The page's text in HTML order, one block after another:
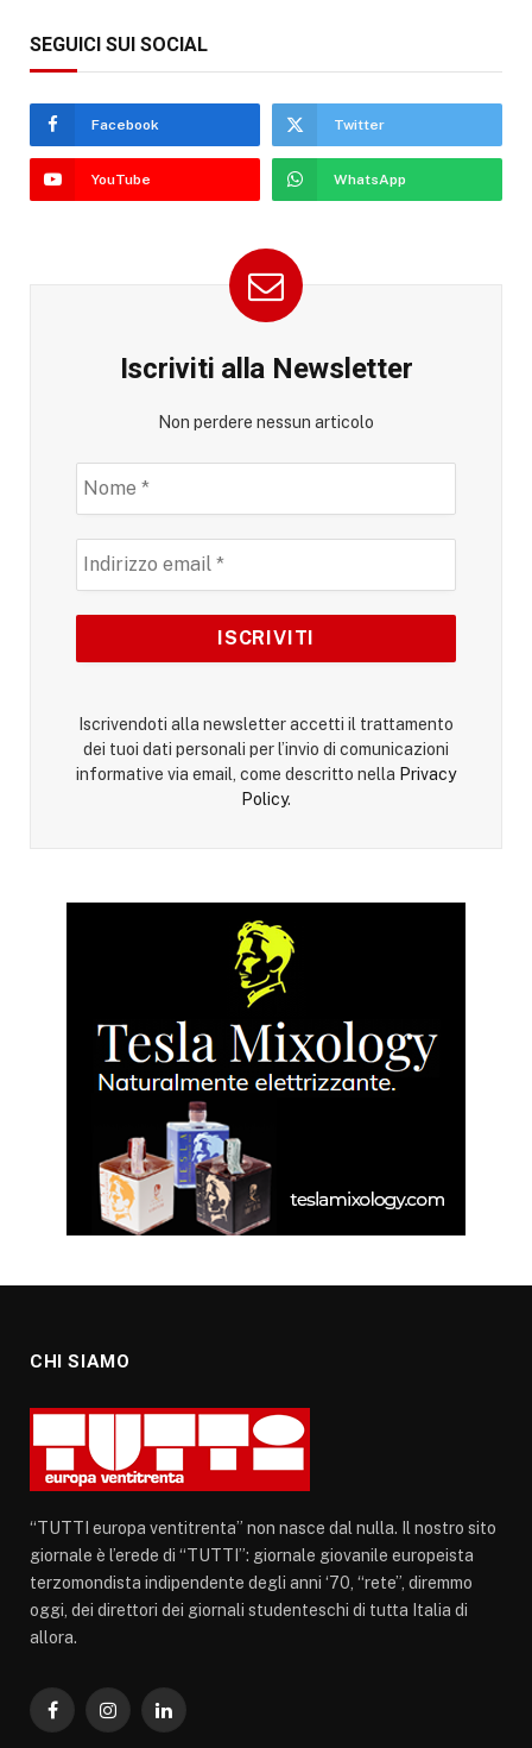
SEGUICI SUI SOCIAL
Facebook Twitter
YouTube WhatsApp
Iscriviti alla Newsletter
Non perdere nessun articolo
Iscrivendoti alla newsletter accetti il trattamento
dei tuoi dati personali per l’invio di comunicazioni
informative via email, come descritto nella Privacy
Policy.
CHI SIAMO
“TUTTI europa ventitrenta” non nasce dal nulla. Il nostro sito
giornale è l’erede di “TUTTI”: giornale giovanile europeista
terzomondista indipendente degli anni ‘70, “rete”, diremmo
oggi, dei direttori dei giornali studenteschi di tutta Italia di
allora.
FacebookInstagramLinkedIn